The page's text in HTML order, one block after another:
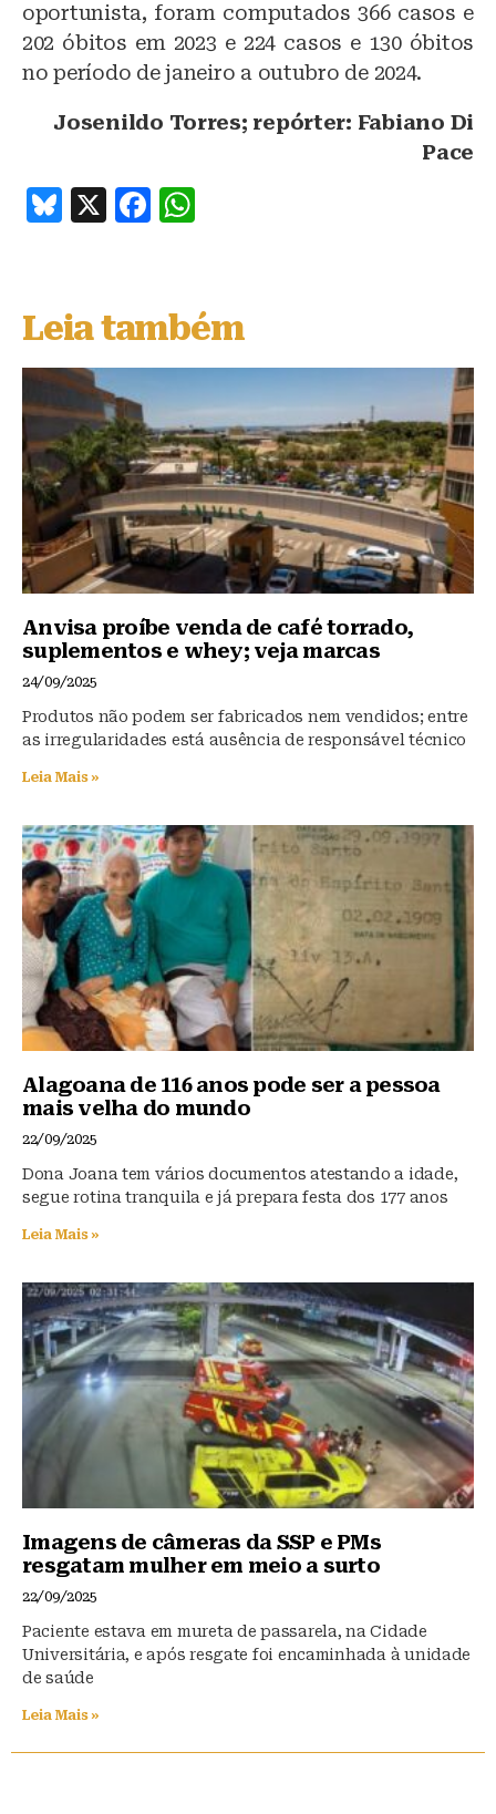
oportunista, foram computados 366 casos e
202 óbitos em 2023 e 224 casos e 130 óbitos
no período de janeiro a outubro de 2024.
Josenildo Torres; repórter: Fabiano Di
Pace
B
s
k
y
X
F
e
b
o
o
k
s
A
p
p
Leia também
Anvisa proíbe venda de café torrado,
suplementos e whey; veja marcas
24/09/2025
Produtos não podem ser fabricados nem vendidos; entre
as irregularidades está ausência de responsável técnico
Leia Mais »
Alagoana de 116 anos pode ser a pessoa
mais velha do mundo
22/09/2025
Dona Joana tem vários documentos atestando a idade,
segue rotina tranquila e já prepara festa dos 177 anos
Leia Mais »
Imagens de câmeras da SSP e PMs
resgatam mulher em meio a surto
22/09/2025
Paciente estava em mureta de passarela, na Cidade
Universitária, e após resgate foi encaminhada à unidade
de saúde
Leia Mais »